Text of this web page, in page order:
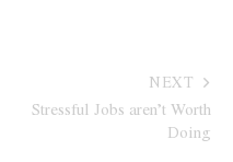
NEXT
Stressful Jobs aren’t Worth
Doing